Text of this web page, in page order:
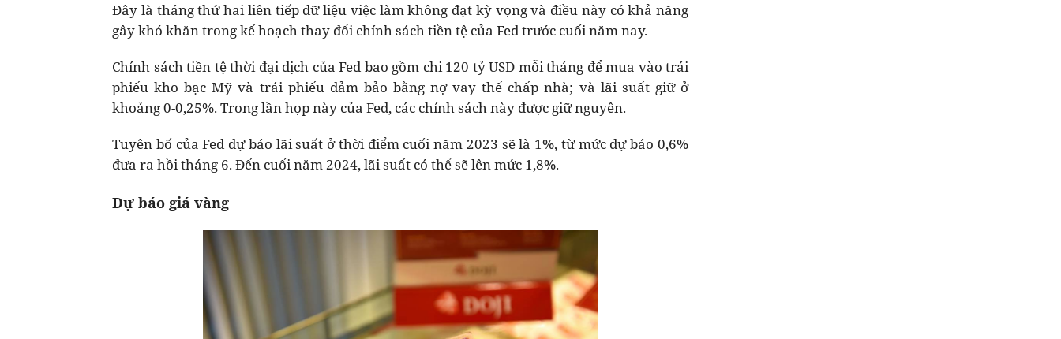
Đây là tháng thứ hai liên tiếp dữ liệu việc làm không đạt kỳ vọng và điều này có khả năng
gây khó khăn trong kế hoạch thay đổi chính sách tiền tệ của Fed trước cuối năm nay.
Chính sách tiền tệ thời đại dịch của Fed bao gồm chi 120 tỷ USD mỗi tháng để mua vào trái
phiếu kho bạc Mỹ và trái phiếu đảm bảo bằng nợ vay thế chấp nhà; và lãi suất giữ ở
khoảng 0-0,25%. Trong lần họp này của Fed, các chính sách này được giữ nguyên.
Tuyên bố của Fed dự báo lãi suất ở thời điểm cuối năm 2023 sẽ là 1%, từ mức dự báo 0,6%
đưa ra hồi tháng 6. Đến cuối năm 2024, lãi suất có thể sẽ lên mức 1,8%.
Dự báo giá vàng